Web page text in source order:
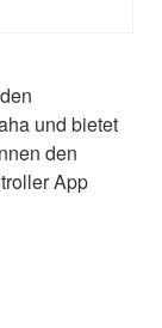
und bietet
den
App